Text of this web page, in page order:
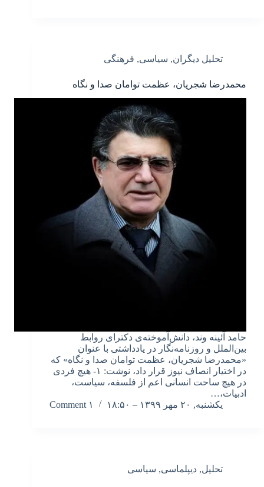
تحلیل دیگران, سیاسی, فرهنگی
محمدرضا شجریان، عظمت توامان صدا و نگاه
حامد آئینه وند، دانش‌آموخته‌ی دکترای روابط
بین‌الملل و روزنامه‌نگار در یادداشتی با عنوان
«محمدرضا شجریان، عظمت توامان صدا و نگاه» که
در اختیار انصاف نیوز قرار داد، نوشت: ۱- هیچ فردی
در هیچ ساحت انسانی اعم از فلسفه، سیاست،
ادبیات،…
یکشنبه, ۲۰ مهر ۱۳۹۹ – ۱۸:۵۰
۱ Comment
تحلیل, دیپلماسی, سیاسی